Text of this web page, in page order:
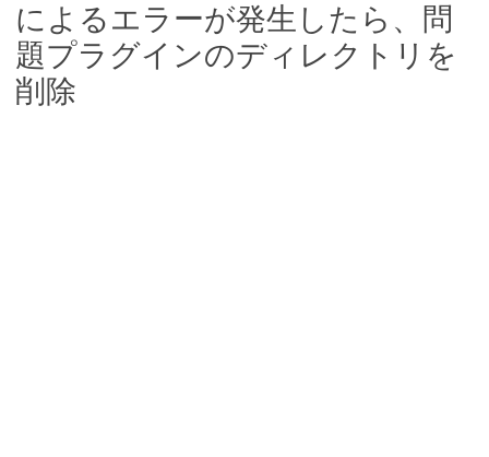
によるエラーが発生したら、問
題プラグインのディレクトリを
削除